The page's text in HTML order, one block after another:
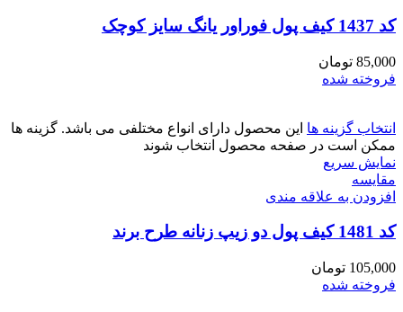
کد 1437 کیف پول فوراور یانگ سایز کوچک
85,000 تومان
فروخته شده
انتخاب گزینه ها این محصول دارای انواع مختلفی می باشد. گزینه ها
ممکن است در صفحه محصول انتخاب شوند
نمایش سریع
مقايسه
افزودن به علاقه مندی
کد 1481 کیف پول دو زیپ زنانه طرح برند
105,000 تومان
فروخته شده